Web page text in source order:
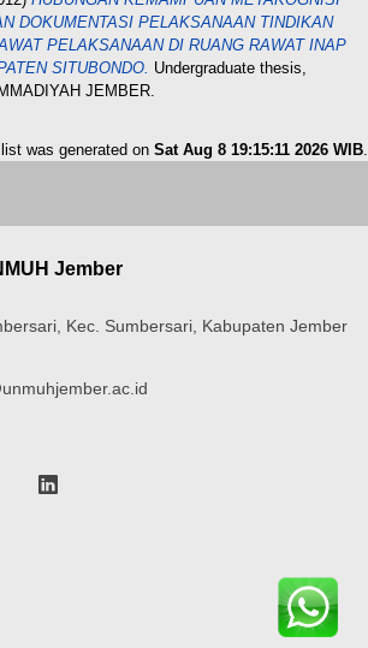
DOKUMENTASI PELAKSANAAN TINDIKAN
PELAKSANAAN DI RUANG RAWAT INAP
SITUBONDO. Undergraduate thesis,
JEMBER.
was generated on Sat Aug 8 19:15:11 2026 WIB.
Jember
Kec. Sumbersari, Kabupaten Jember